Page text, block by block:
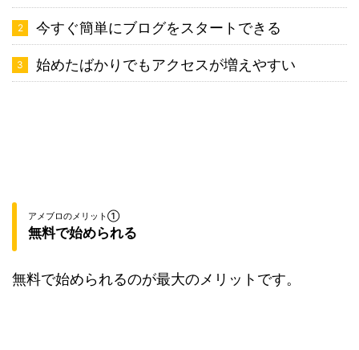
今すぐ簡単にブログをスタートできる
始めたばかりでもアクセスが増えやすい
アメブロのメリット①
無料で始められる
無料で始められるのが最大のメリットです。